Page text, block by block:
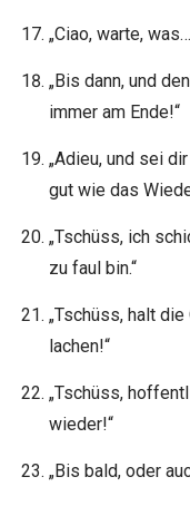
„Ciao, warte,
„Bis dann, und
immer am Ende!“
„Adieu, und sei
gut wie das
„Tschüss, ich
zu faul bin.“
„Tschüss, halt
lachen!“
„Tschüss,
wieder!“
„Bis bald, oder